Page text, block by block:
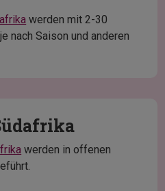
werden mit 2-30
nach Saison und anderen
werden in offenen